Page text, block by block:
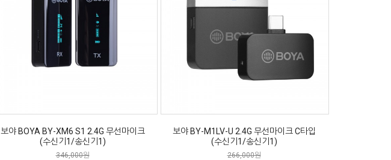
보야 BOYA BY-XM6 S1 2.4G 무선마이크
(수신기1/송신기1)
346,000원
보야 BY-M1LV-U 2.4G 무선마이크 C타입
(수신기1/송신기1)
266,000원